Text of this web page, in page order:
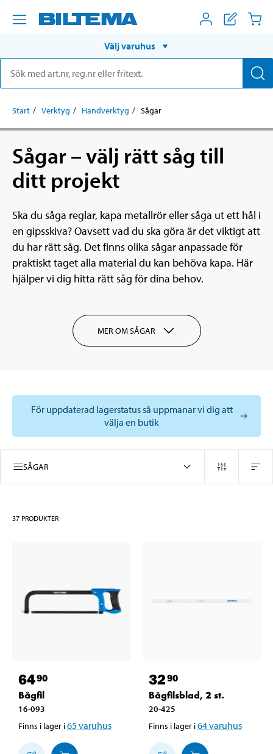
Välj varuhus
Start Verktyg Handverktyg Sågar
Sågar – välj rätt såg till
ditt projekt
Ska du såga reglar, kapa metallrör eller såga ut ett hål i
en gipsskiva? Oavsett vad du ska göra är det viktigt att
du har rätt såg. Det finns olika sågar anpassade för
praktiskt taget alla material du kan behöva kapa. Här
hjälper vi dig hitta rätt såg för dina behov.
MER OM SÅGAR
För uppdaterad lagerstatus så uppmanar vi dig att
välja en butik
SÅGAR
37 PRODUKTER
6490
Bågfil
16-093
Finns i lager i65varuhus
3290
Bågfilsblad, 2 st.
20-425
Finns i lager i64varuhus